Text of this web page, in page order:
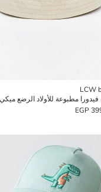
LCW
فيدورا مطبوعة للأولاد الرضع